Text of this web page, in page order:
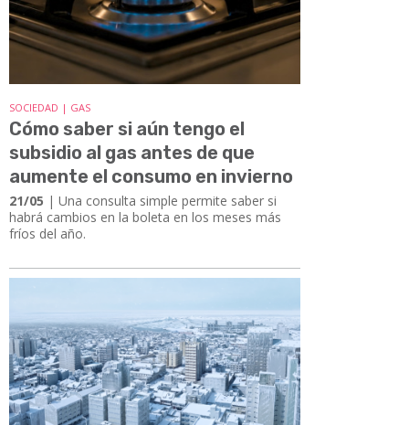
SOCIEDAD | GAS
Cómo saber si aún tengo el
subsidio al gas antes de que
aumente el consumo en invierno
21/05 | Una consulta simple permite saber si
habrá cambios en la boleta en los meses más
fríos del año.